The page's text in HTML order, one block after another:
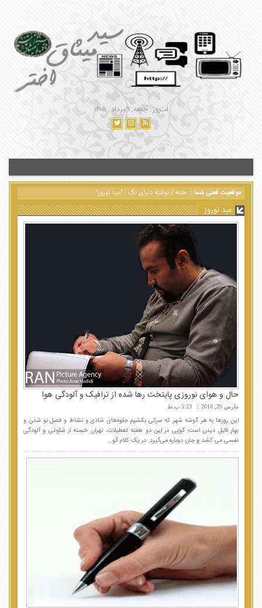
امـروز : جمعه, ۹ مرداد , ۱۴۰۵
موقعیت فعلی شما : خانه/نوشته دارای تگ : "عید نوروز"
عید نوروز
حال و هوای نوروزی پایتخت رها شده از ترافیک و آلودگی هوا
مارس 20, 2018 5:23 ب.ظ
این روزها به هر گوشه شهر که سرکی بکشیم جلوه‌های شادی و نشاط و فصل نو شدن و
بهار قابل دیدن است؛ گویی در این دو هفته تعطیلات، تهران خسته از شلوغی و آلودگی
نفسی می کشد و جان دوباره می‌گیرد. در یک کلام گو...